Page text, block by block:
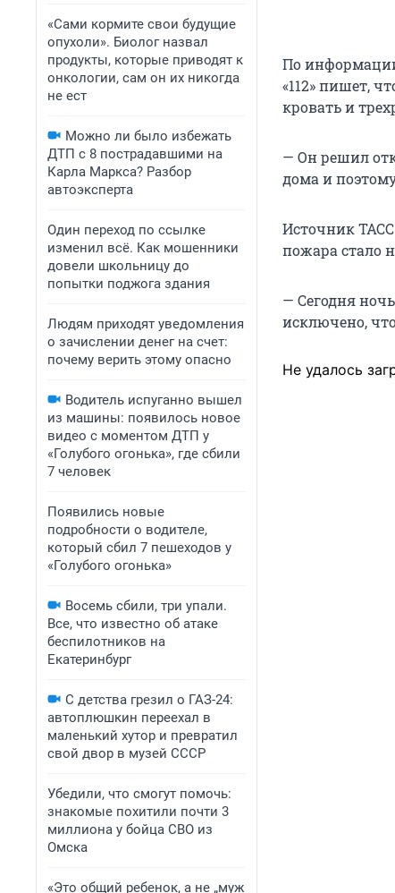
«Сами кормите свои будущие
опухоли». Биолог назвал
продукты, которые приводят к
онкологии, сам он их никогда
не ест
Можно ли было избежать
ДТП с 8 пострадавшими на
Карла Маркса? Разбор
автоэксперта
Один переход по ссылке
изменил всё. Как мошенники
довели школьницу до
попытки поджога здания
Людям приходят уведомления
о зачислении денег на счет:
почему верить этому опасно
Водитель испуганно вышел
из машины: появилось новое
видео с моментом ДТП у
«Голубого огонька», где сбили
7 человек
Появились новые
подробности о водителе,
который сбил 7 пешеходов у
«Голубого огонька»
Восемь сбили, три упали.
Все, что известно об атаке
беспилотников на
Екатеринбург
С детства грезил о ГАЗ-24:
автоплюшкин переехал в
маленький хутор и превратил
свой двор в музей СССР
Убедили, что смогут помочь:
знакомые похитили почти 3
миллиона у бойца СВО из
Омска
«Это общий ребенок, а не „муж
По
«112» пишет,
кровать и
— Он решил
дома и
Источник
пожара стало
— Сегодня
исключено,
Не удалось